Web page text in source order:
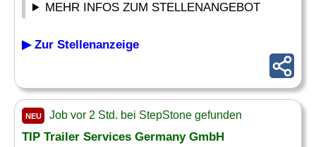
MEHR INFOS ZUM STELLENANGEBOT
▶ Zur Stellenanzeige
NEU Job vor 2 Std. bei StepStone gefunden
TIP Trailer Services Germany GmbH